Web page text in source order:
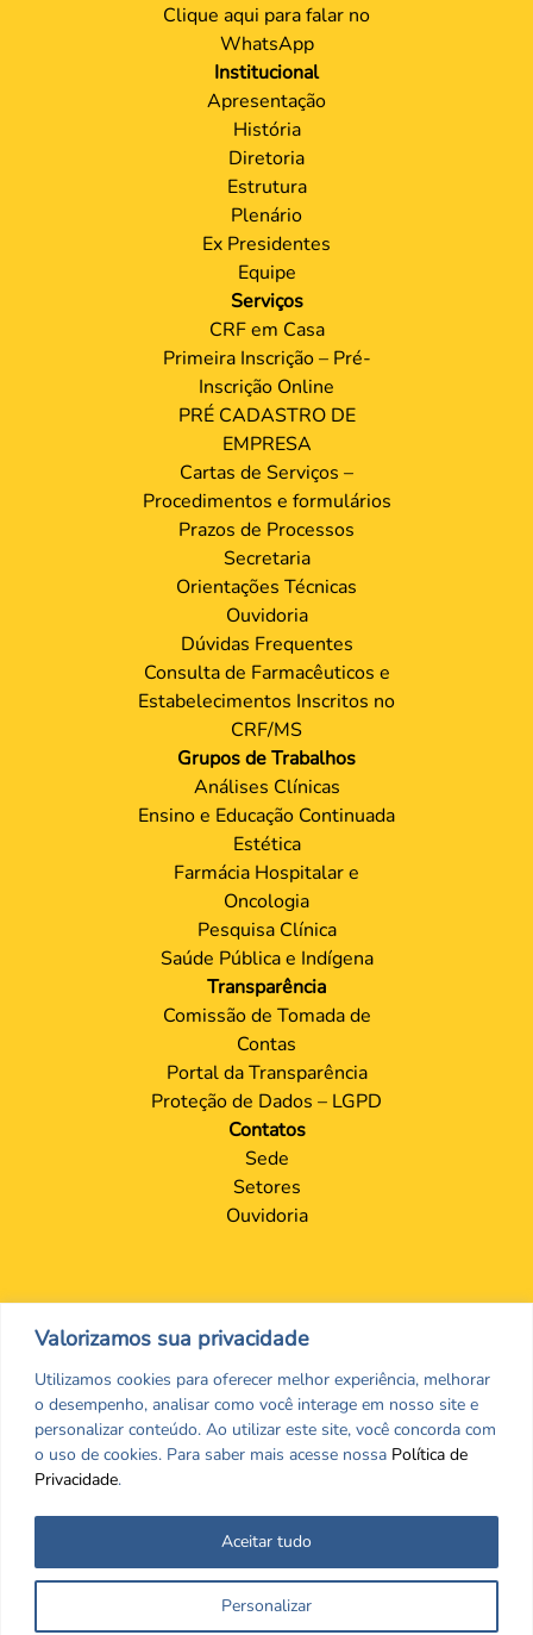
Valorizamos sua privacidade
Utilizamos cookies para oferecer melhor experiência, melhorar
o desempenho, analisar como você interage em nosso site e
personalizar conteúdo. Ao utilizar este site, você concorda com
o uso de cookies. Para saber mais acesse nossa Política de
Privacidade.
Personalizar
Aceitar tudo
Clique aqui para falar no
WhatsApp
Institucional
Apresentação
História
Diretoria
Estrutura
Plenário
Ex Presidentes
Equipe
Serviços
CRF em Casa
Primeira Inscrição – Pré-
Inscrição Online
PRÉ CADASTRO DE
EMPRESA
Cartas de Serviços –
Procedimentos e formulários
Prazos de Processos
Secretaria
Orientações Técnicas
Ouvidoria
Dúvidas Frequentes
Consulta de Farmacêuticos e
Estabelecimentos Inscritos no
CRF/MS
Grupos de Trabalhos
Análises Clínicas
Ensino e Educação Continuada
Estética
Farmácia Hospitalar e
Oncologia
Pesquisa Clínica
Saúde Pública e Indígena
Transparência
Comissão de Tomada de
Contas
Portal da Transparência
Proteção de Dados – LGPD
Contatos
Sede
Setores
Ouvidoria
Nos encontre nas redes Sociais